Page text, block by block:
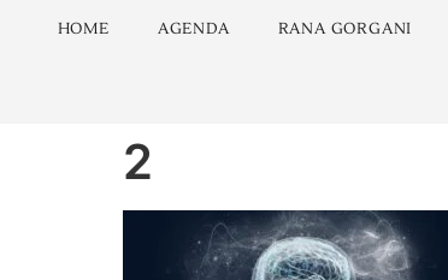
HOME AGENDA RANA GORGANI
2